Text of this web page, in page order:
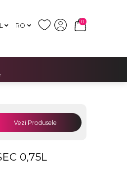
RO
0
Vezi Produsele
0,75L